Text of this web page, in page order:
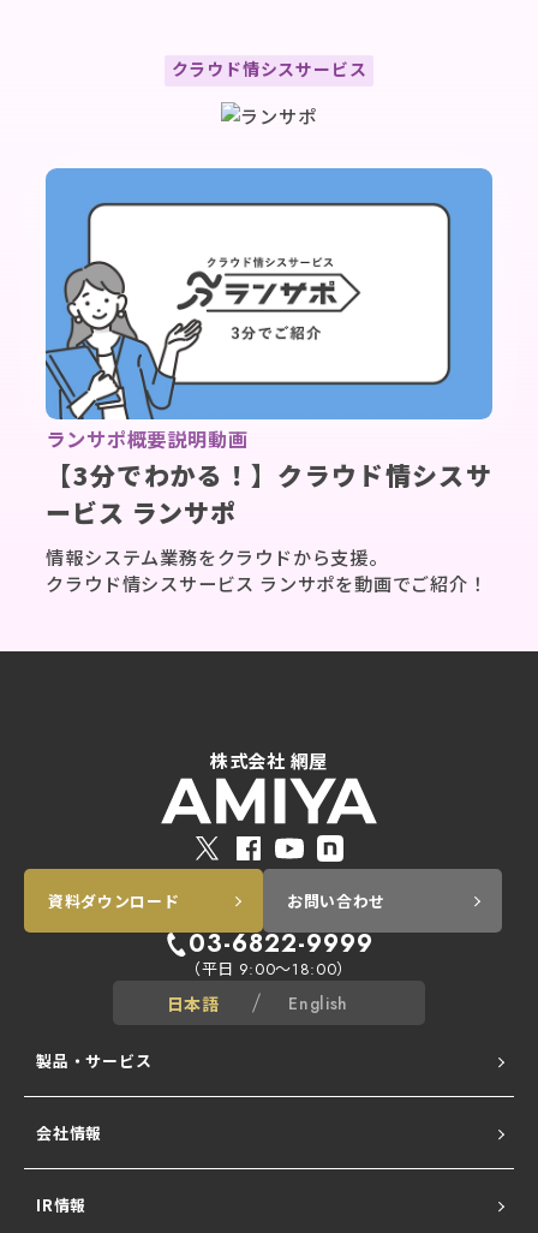
クラウド情シスサービス
ラ
サ
▶
ランサポ概要説明動画
【3分でわかる！】クラウド情シスサ
ービス ランサポ
情報システム業務をクラウドから支援。
クラウド情シスサービス ランサポを動画でご紹介！
株式会社 網屋
資料ダウンロード お問い合わせ
03-6822-9999
（平日 9:00～18:00）
日本語 English
製品・サービス
ALogシリーズ
Network All Cloud
会社情報
IR情報